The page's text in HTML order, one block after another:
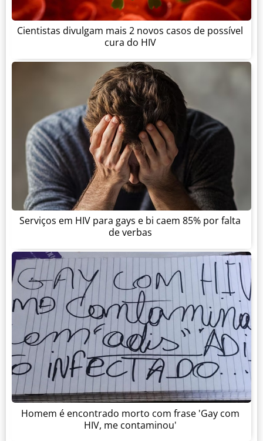
Cientistas divulgam mais 2 novos casos de possível
cura do HIV
Serviços em HIV para gays e bi caem 85% por falta
de verbas
Homem é encontrado morto com frase 'Gay com
HIV, me contaminou'